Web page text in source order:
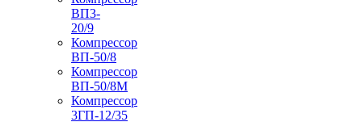
ВП3-
20/9
Компрессор
ВП-50/8
Компрессор
ВП-50/8М
Компрессор
3ГП-12/35